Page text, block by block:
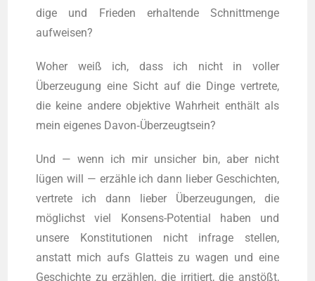
di­ge und Frie­den erhal­ten­de Schnitt­men­ge
aufweisen?
Woher weiß ich, dass ich nicht in vol­ler
Überzeugung eine Sicht auf die Din­ge ver­tre­te,
die kei­ne ande­re objek­ti­ve Wahr­heit enthält als
mein eige­nes Davon‑Überzeugtsein?
Und — wenn ich mir unsi­cher bin, aber nicht
lügen will — erzähle ich dann lie­ber Geschich­ten,
ver­tre­te ich dann lie­ber Überzeugungen, die
möglichst viel Kon­sens-Poten­ti­al haben und
unse­re Kon­sti­tu­tio­nen nicht infra­ge stel­len,
anstatt mich aufs Glatt­eis zu wagen und eine
Geschich­te zu erzählen, die irri­tiert, die anstößt,